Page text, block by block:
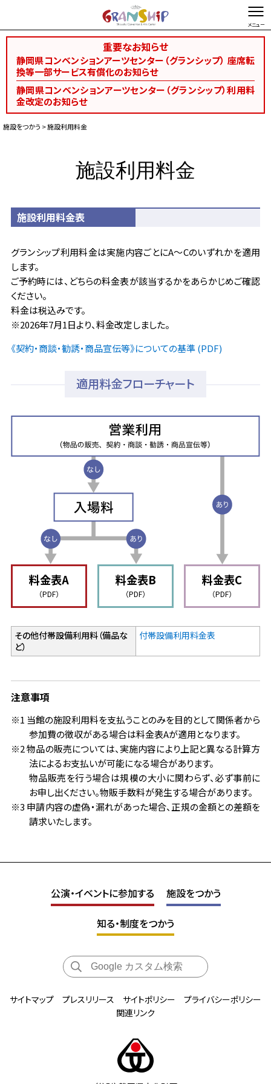
重要なお知らせ
静岡県コンベンションアーツセンター（グランシップ） 座席転
換等一部サービス有償化のお知らせ
静岡県コンベンションアーツセンター（グランシップ）利用料
金改定のお知らせ
文字を縮小する
文字を拡大する
総合TOP お問い合わせ・ご意見
空き状況検索
施設予約
予約から開催まで
催事開催支援
イベントカレンダー
お知らせ
施設をつかう > 施設利用料金
施設利用料金
施設利用料金表
グランシップ利用料金は実施内容ごとにA〜Cのいずれかを適用
します。
ご予約時には、どちらの料金表が該当するかをあらかじめご確認
ください。
料金は税込みです。
※2026年7月1日より、料金改定しました。
《契約・商談・勧誘・商品宣伝等》についての基準 (PDF)
適用料金フローチャート
料金表A
（PDF）
料金表B
（PDF）
料金表C
（PDF）
その他付帯設備利用料（備品な
ど）
付帯設備利用料金表
注意事項
※1 当館の施設利用料を支払うことのみを目的として関係者から
参加費の徴収がある場合は料金表Aが適用となります。
※2 物品の販売については、実施内容により上記と異なる計算方
法によるお支払いが可能になる場合があります。
物品販売を行う場合は規模の大小に関わらず、必ず事前に
お申し出ください。物販手数料が発生する場合があります。
※3 申請内容の虚偽・漏れがあった場合、正規の金額との差額を
請求いたします。
公演・イベントに参加する 施設をつかう
知る・制度をつかう
サイトマップ プレスリリース サイトポリシー
プライバシーポリシー
関連リンク